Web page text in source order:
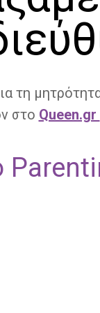
τη
στο Queen.gr